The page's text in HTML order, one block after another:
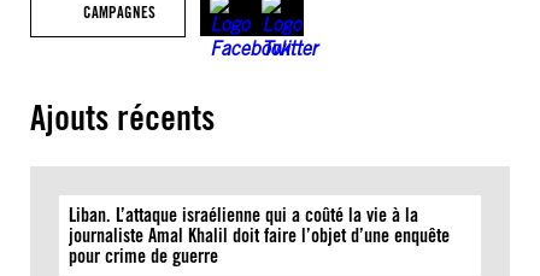
CAMPAGNES
Ajouts récents
Liban. L’attaque israélienne qui a coûté la vie à la
journaliste Amal Khalil doit faire l’objet d’une enquête
pour crime de guerre